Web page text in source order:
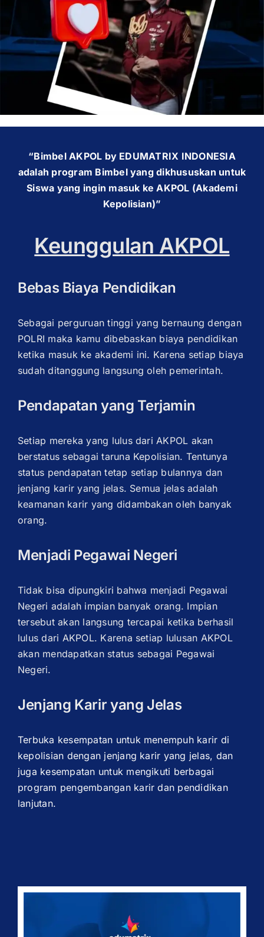
OUR PROGRAM
REGISTRATION
CONTACT US
“Bimbel AKPOL by EDUMATRIX INDONESIA
adalah program Bimbel yang dikhususkan untuk
Siswa yang ingin masuk ke AKPOL (Akademi
Kepolisian)”
Keunggulan AKPOL
Bebas Biaya Pendidikan
Sebagai perguruan tinggi yang bernaung dengan
POLRI maka kamu dibebaskan biaya pendidikan
ketika masuk ke akademi ini. Karena setiap biaya
sudah ditanggung langsung oleh pemerintah.
Pendapatan yang Terjamin
Setiap mereka yang lulus dari AKPOL akan
berstatus sebagai taruna Kepolisian. Tentunya
status pendapatan tetap setiap bulannya dan
jenjang karir yang jelas. Semua jelas adalah
keamanan karir yang didambakan oleh banyak
orang.
Menjadi Pegawai Negeri
Tidak bisa dipungkiri bahwa menjadi Pegawai
Negeri adalah impian banyak orang. Impian
tersebut akan langsung tercapai ketika berhasil
lulus dari AKPOL. Karena setiap lulusan AKPOL
akan mendapatkan status sebagai Pegawai
Negeri.
Jenjang Karir yang Jelas
Terbuka kesempatan untuk menempuh karir di
kepolisian dengan jenjang karir yang jelas, dan
juga kesempatan untuk mengikuti berbagai
program pengembangan karir dan pendidikan
lanjutan.